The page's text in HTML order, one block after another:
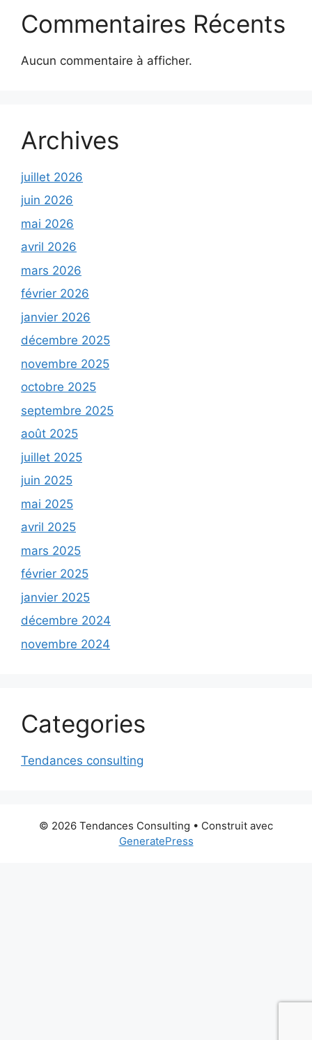
Commentaires Récents
Aucun commentaire à afficher.
Archives
juillet 2026
juin 2026
mai 2026
avril 2026
mars 2026
février 2026
janvier 2026
décembre 2025
novembre 2025
octobre 2025
septembre 2025
août 2025
juillet 2025
juin 2025
mai 2025
avril 2025
mars 2025
février 2025
janvier 2025
décembre 2024
novembre 2024
Categories
Tendances consulting
© 2026 Tendances Consulting • Construit avec
GeneratePress